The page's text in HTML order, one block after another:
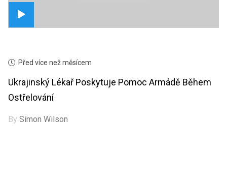
Před více než měsícem
Ukrajinský Lékař Poskytuje Pomoc Armádě Během
Ostřelování
BySimon Wilson